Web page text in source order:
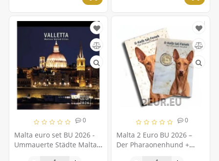
0
Malta euro set BU 2026 -
Ummauerte Städte Maltas
0
Malta 2 Euro BU 2026 –
Der Pharaonenhund +